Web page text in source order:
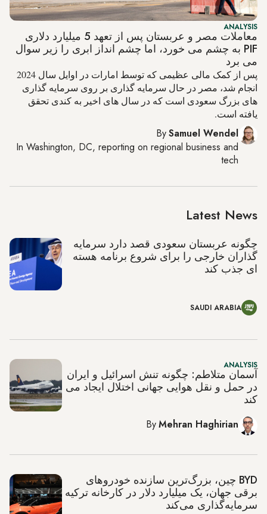
ANALYSIS
معاملات مصر و عربستان پس از تعهد 5 میلیارد دلاری
PIF به چشم می خورد، اما چشم انداز ابری را زیر سوال
می برد
پس از کمک مالی عظیمی که توسط امارات در اوایل سال 2024
انجام شد، مصر در حال سرمایه گذاری بر روی سرمایه گذاری
های بزرگ سعودی است که در سال های اخیر به کندی تحقق
یافته است.
BySamuel Wendel
In Washington, DC, reporting on regional business and
tech
Latest News
چگونه عربستان سعودی قصد دارد سرمایه
گذاران خارجی را برای شروع برنامه هسته
ای جذب کند
SAUDI ARABIA
ANALYSIS
آسمان متلاطم: چگونه تنش اسرائیل و ایران
در حمل و نقل هوایی جهانی اختلال ایجاد می
کند
ByMehran Haghirian
BYD چین، بزرگ‌ترین سازنده خودروهای
برقی جهان، یک میلیارد دلار در کارخانه ترکیه
سرمایه‌گذاری می‌کند